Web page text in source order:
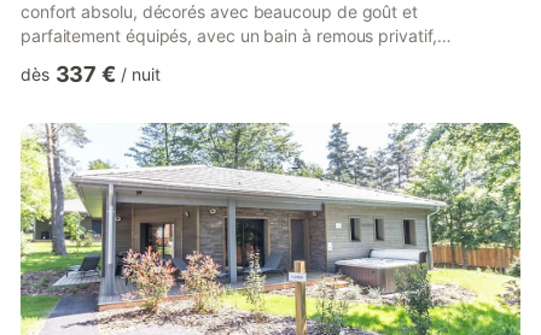
confort absolu, décorés avec beaucoup de goût et
parfaitement équipés, avec un bain à remous privatif,
couverte privatisable sur réservation (1h par nuitée)En accès
et de réflexion pour enfants, adolescents, et adultes :
balançoires, cage à grimper enfants, slacklines. 9 ateliers
d’équilibr...
dès 337 € / nuit